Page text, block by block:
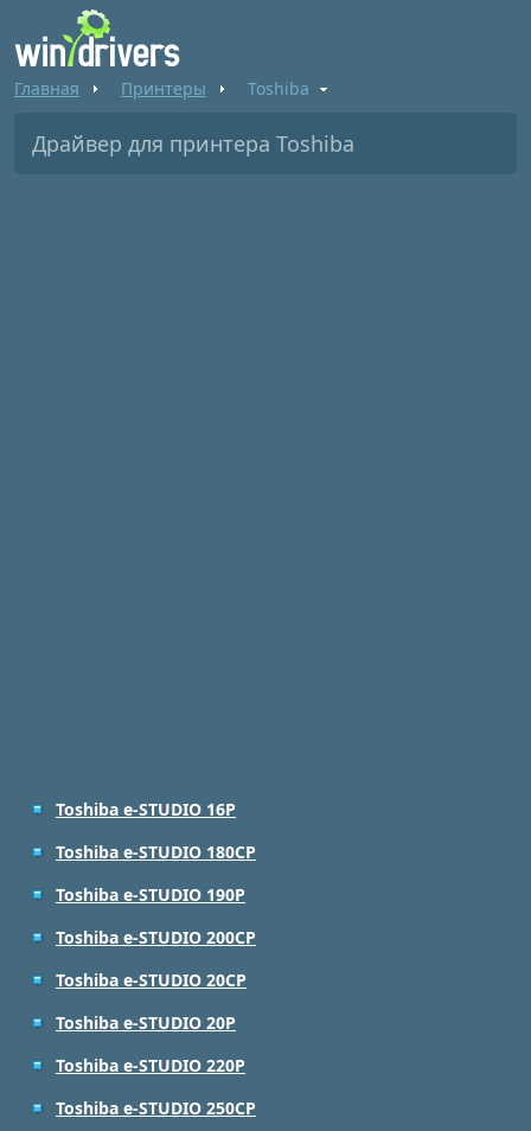
Главная Принтеры Toshiba
Драйвер для принтера Toshiba
Toshiba e-STUDIO 16P
Toshiba e-STUDIO 180CP
Toshiba e-STUDIO 190P
Toshiba e-STUDIO 200CP
Toshiba e-STUDIO 20CP
Toshiba e-STUDIO 20P
Toshiba e-STUDIO 220P
Toshiba e-STUDIO 250CP